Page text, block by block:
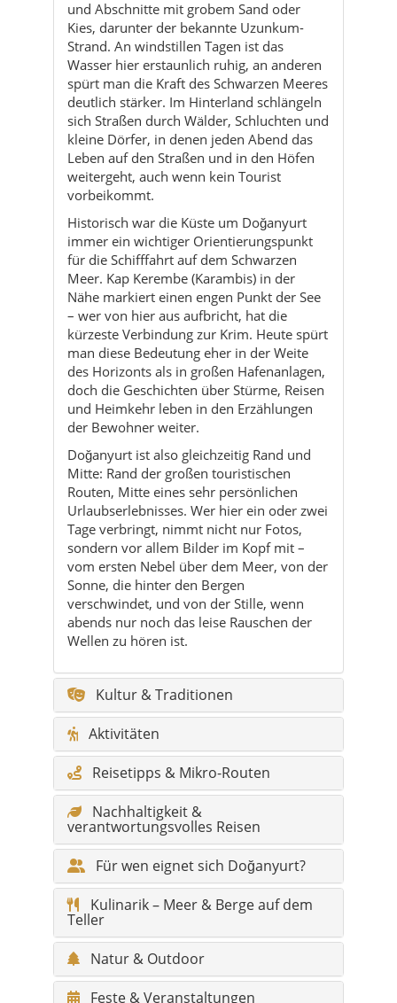
und Abschnitte mit grobem Sand oder
Kies, darunter der bekannte Uzunkum-
Strand. An windstillen Tagen ist das
Wasser hier erstaunlich ruhig, an anderen
spürt man die Kraft des Schwarzen Meeres
deutlich stärker. Im Hinterland schlängeln
sich Straßen durch Wälder, Schluchten und
kleine Dörfer, in denen jeden Abend das
Leben auf den Straßen und in den Höfen
weitergeht, auch wenn kein Tourist
vorbeikommt.
Historisch war die Küste um Doğanyurt
immer ein wichtiger Orientierungspunkt
für die Schifffahrt auf dem Schwarzen
Meer. Kap Kerembe (Karambis) in der
Nähe markiert einen engen Punkt der See
– wer von hier aus aufbricht, hat die
kürzeste Verbindung zur Krim. Heute spürt
man diese Bedeutung eher in der Weite
des Horizonts als in großen Hafenanlagen,
doch die Geschichten über Stürme, Reisen
und Heimkehr leben in den Erzählungen
der Bewohner weiter.
Doğanyurt ist also gleichzeitig Rand und
Mitte: Rand der großen touristischen
Routen, Mitte eines sehr persönlichen
Urlaubserlebnisses. Wer hier ein oder zwei
Tage verbringt, nimmt nicht nur Fotos,
sondern vor allem Bilder im Kopf mit –
vom ersten Nebel über dem Meer, von der
Sonne, die hinter den Bergen
verschwindet, und von der Stille, wenn
abends nur noch das leise Rauschen der
Wellen zu hören ist.
Kultur & Traditionen
Aktivitäten
Reisetipps & Mikro-Routen
Nachhaltigkeit &
verantwortungsvolles Reisen
Für wen eignet sich Doğanyurt?
Kulinarik – Meer & Berge auf dem
Teller
Natur & Outdoor
Feste & Veranstaltungen